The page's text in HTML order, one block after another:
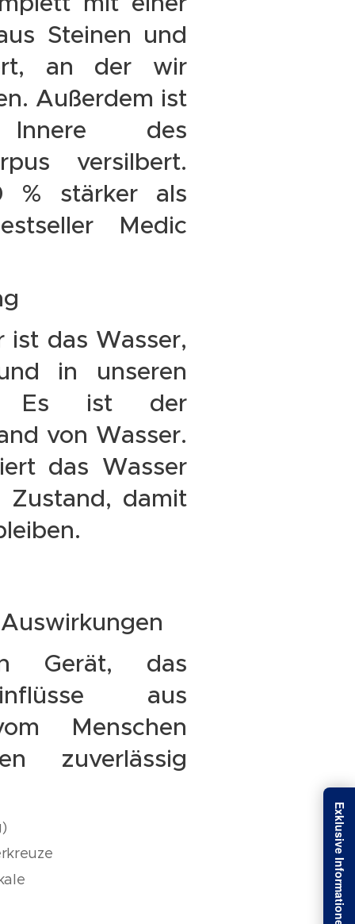
Steinen und
an der wir
Außerdem ist
des
versilbert.
% stärker als
Medic
ist das Wasser,
in unseren
Es ist der
von Wasser.
das Wasser
Zustand, damit
Gerät, das
aus
Menschen
zuverlässig